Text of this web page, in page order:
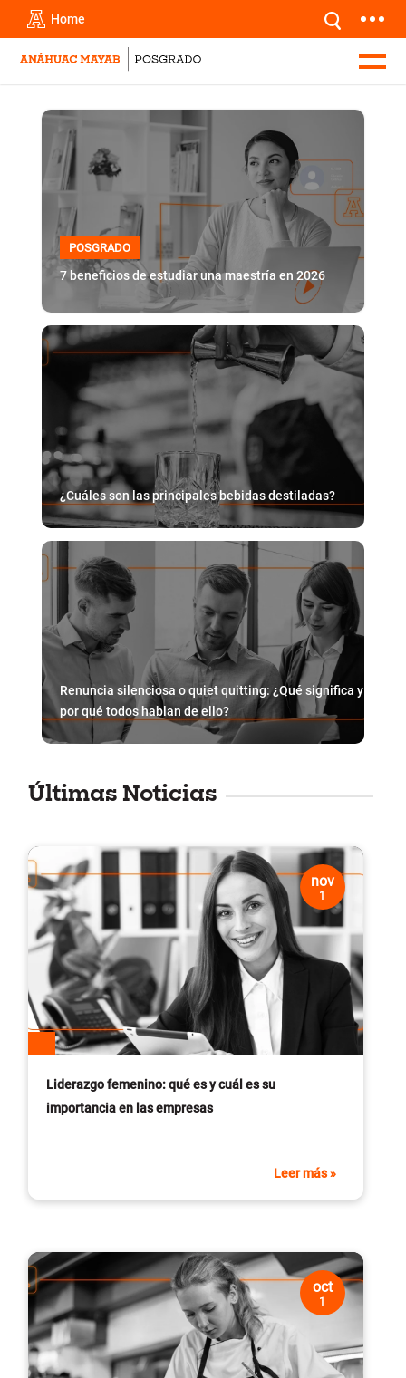
Home
POSGRADO
7 beneficios de estudiar una maestría en 2026
¿Cuáles son las principales bebidas destiladas?
Renuncia silenciosa o quiet quitting: ¿Qué significa y
por qué todos hablan de ello?
Últimas Noticias
nov
1
Liderazgo femenino: qué es y cuál es su
importancia en las empresas
Leer más »
oct
1